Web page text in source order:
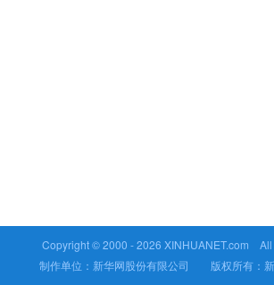
Copyright © 2000 -2026 XINHUANET.com All
制作单位：新华网股份有限公司 版权所有：新